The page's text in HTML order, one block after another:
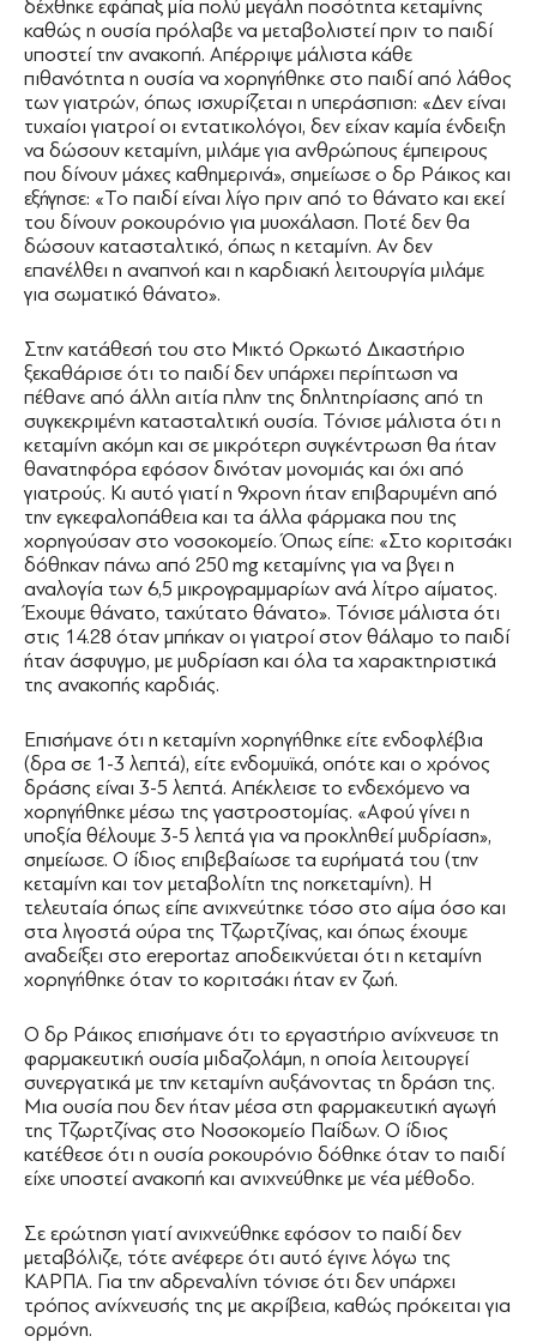
δέχθηκε εφάπαξ μία πολύ μεγάλη ποσότητα κεταμίνης
καθώς η ουσία πρόλαβε να μεταβολιστεί πριν το παιδί
υποστεί την ανακοπή. Απέρριψε μάλιστα κάθε
πιθανότητα η ουσία να χορηγήθηκε στο παιδί από λάθος
των γιατρών, όπως ισχυρίζεται η υπεράσπιση: «Δεν είναι
τυχαίοι γιατροί οι εντατικολόγοι, δεν είχαν καμία ένδειξη
να δώσουν κεταμίνη, μιλάμε για ανθρώπους έμπειρους
που δίνουν μάχες καθημερινά», σημείωσε ο δρ Ράικος και
εξήγησε: «Το παιδί είναι λίγο πριν από το θάνατο και εκεί
του δίνουν ροκουρόνιο για μυοχάλαση. Ποτέ δεν θα
δώσουν κατασταλτικό, όπως η κεταμίνη. Αν δεν
επανέλθει η αναπνοή και η καρδιακή λειτουργία μιλάμε
για σωματικό θάνατο».
Στην κατάθεσή του στο Μικτό Ορκωτό Δικαστήριο
ξεκαθάρισε ότι το παιδί δεν υπάρχει περίπτωση να
πέθανε από άλλη αιτία πλην της δηλητηρίασης από τη
συγκεκριμένη κατασταλτική ουσία. Τόνισε μάλιστα ότι η
κεταμίνη ακόμη και σε μικρότερη συγκέντρωση θα ήταν
θανατηφόρα εφόσον δινόταν μονομιάς και όχι από
γιατρούς. Κι αυτό γιατί η 9χρονη ήταν επιβαρυμένη από
την εγκεφαλοπάθεια και τα άλλα φάρμακα που της
χορηγούσαν στο νοσοκομείο. Όπως είπε: «Στο κοριτσάκι
δόθηκαν πάνω από 250 mg κεταμίνης για να βγει η
αναλογία των 6,5 μικρογραμμαρίων ανά λίτρο αίματος.
Έχουμε θάνατο, ταχύτατο θάνατο». Τόνισε μάλιστα ότι
στις 14.28 όταν μπήκαν οι γιατροί στον θάλαμο το παιδί
ήταν άσφυγμο, με μυδρίαση και όλα τα χαρακτηριστικά
της ανακοπής καρδιάς.
Επισήμανε ότι η κεταμίνη χορηγήθηκε είτε ενδοφλέβια
(δρα σε 1-3 λεπτά), είτε ενδομυϊκά, οπότε και ο χρόνος
δράσης είναι 3-5 λεπτά. Απέκλεισε το ενδεχόμενο να
χορηγήθηκε μέσω της γαστροστομίας. «Αφού γίνει η
υποξία θέλουμε 3-5 λεπτά για να προκληθεί μυδρίαση»,
σημείωσε. Ο ίδιος επιβεβαίωσε τα ευρήματά του (την
κεταμίνη και τον μεταβολίτη της norκεταμίνη). Η
τελευταία όπως είπε ανιχνεύτηκε τόσο στο αίμα όσο και
στα λιγοστά ούρα της Τζωρτζίνας, και όπως έχουμε
αναδείξει στο ereportaz αποδεικνύεται ότι η κεταμίνη
χορηγήθηκε όταν το κοριτσάκι ήταν εν ζωή.
Ο δρ Ράικος επισήμανε ότι το εργαστήριο ανίχνευσε τη
φαρμακευτική ουσία μιδαζολάμη, η οποία λειτουργεί
συνεργατικά με την κεταμίνη αυξάνοντας τη δράση της.
Μια ουσία που δεν ήταν μέσα στη φαρμακευτική αγωγή
της Τζωρτζίνας στο Νοσοκομείο Παίδων. Ο ίδιος
κατέθεσε ότι η ουσία ροκουρόνιο δόθηκε όταν το παιδί
είχε υποστεί ανακοπή και ανιχνεύθηκε με νέα μέθοδο.
Σε ερώτηση γιατί ανιχνεύθηκε εφόσον το παιδί δεν
μεταβόλιζε, τότε ανέφερε ότι αυτό έγινε λόγω της
ΚΑΡΠΑ. Για την αδρεναλίνη τόνισε ότι δεν υπάρχει
τρόπος ανίχνευσής της με ακρίβεια, καθώς πρόκειται για
ορμόνη.